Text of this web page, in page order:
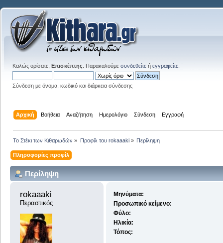
Καλώς ορίσατε, Επισκέπτης . Παρακαλούμε συνδεθείτε ή εγγραφείτε
Σύνδεση με όνομα, κωδικό και διάρκεια σύνδεσης
Αρχική Βοήθεια Αναζήτηση Ημερολόγιο Σύνδεση Εγγραφή
Το Στέκι των Κιθαρωδών » Προφίλ του rokaaaki» Περίληψη
Πληροφορίες προφίλ
Περίληψη
rokaaaki
Περαστικός
Μηνύματα:
Προσωπικό κείμενο:
Φύλο:
Ηλικία:
Τόπος: